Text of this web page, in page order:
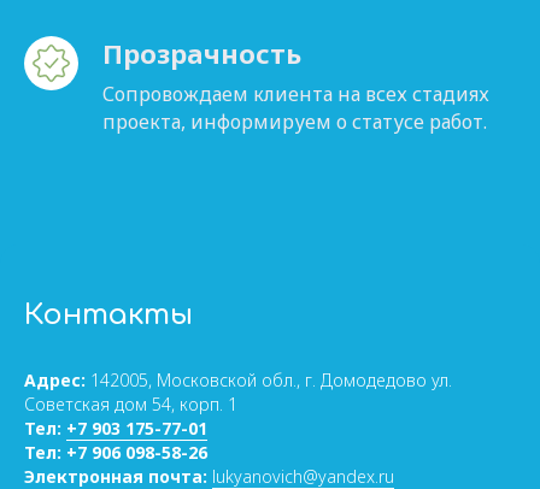
Прозрачность
Сопровождаем клиента на всех стадиях
проекта, информируем о статусе работ.
Контакты
Адрес: 142005, Московской обл., г. Домодедово ул.
Советская дом 54, корп. 1
Тел: +7 903 175-77-01
Тел: +7 906 098-58-26
Электронная почта: lukyanovich@yandex.ru